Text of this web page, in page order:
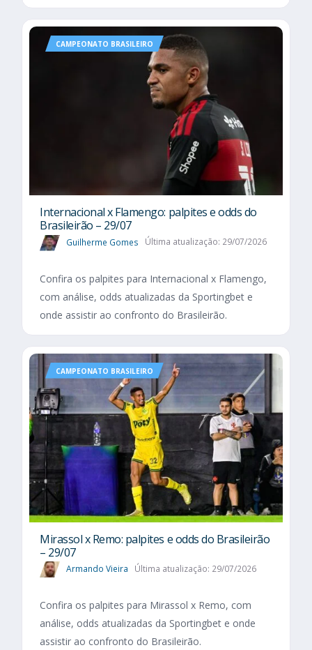
CAMPEONATO BRASILEIRO
Internacional x Flamengo: palpites e odds do
Brasileirão – 29/07
Guilherme Gomes Última atualização: 29/07/2026
Confira os palpites para Internacional x Flamengo,
com análise, odds atualizadas da Sportingbet e
onde assistir ao confronto do Brasileirão.
CAMPEONATO BRASILEIRO
Mirassol x Remo: palpites e odds do Brasileirão
– 29/07
Armando Vieira Última atualização: 29/07/2026
Confira os palpites para Mirassol x Remo, com
análise, odds atualizadas da Sportingbet e onde
assistir ao confronto do Brasileirão.